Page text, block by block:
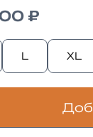
₽
L XL